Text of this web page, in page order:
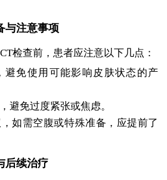
与注意事项
检查前，患者应注意以下几点：
避免使用可能影响皮肤状态的产
避免过度紧张或焦虑。
如需空腹或特殊准备，应提前了
后续治疗